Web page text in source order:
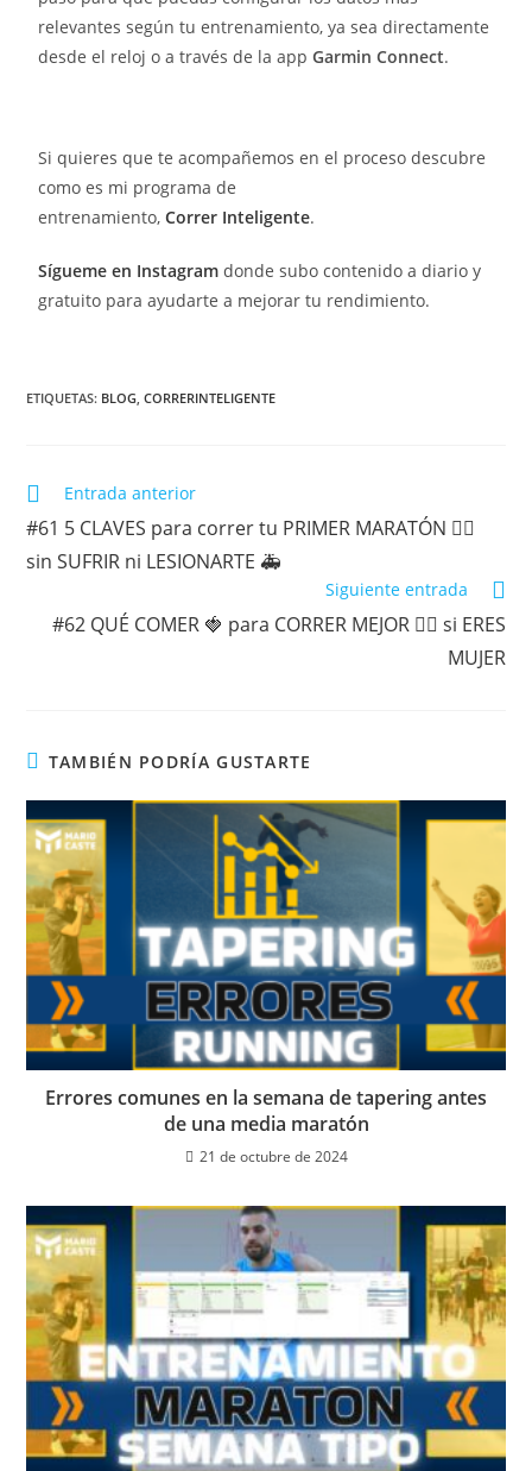
relevantes según tu entrenamiento, ya sea directamente
desde el reloj o a través de la appGarmin Connect.
Si quieres que te acompañemos en el proceso descubre
como es mi programa de
entrenamiento,Correr Inteligente.
Sígueme en Instagram donde subo contenido a diario y
gratuito para ayudarte a mejorar tu rendimiento.
ETIQUETAS: BLOG CORRERINTELIGENTE
Entrada anterior
#61 5 CLAVES para correr tu PRIMER MARATÓN 🏃‍♂️
sin SUFRIR ni LESIONARTE 🚑
Siguiente entrada
#62 QUÉ COMER 🍓 para CORRER MEJOR 🏃‍♀️ si ERES
MUJER
TAMBIÉN PODRÍA GUSTARTE
Errores comunes en la semana de tapering antes
de una media maratón
21 de octubre de 2024